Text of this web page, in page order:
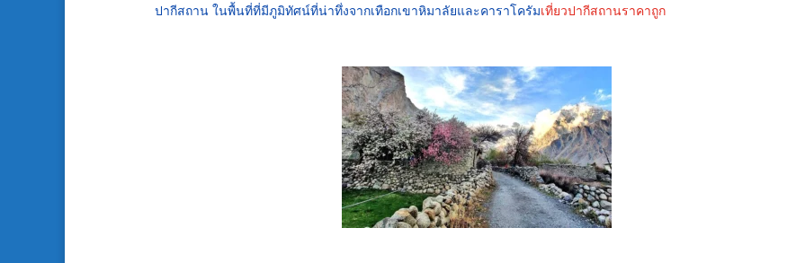
ปากีสถาน ในพื้นที่ที่มีภูมิทัศน์ที่น่าทึ่งจากเทือกเขาหิมาลัยและคาราโครัมเที่ยวปากีสถานราคาถูก